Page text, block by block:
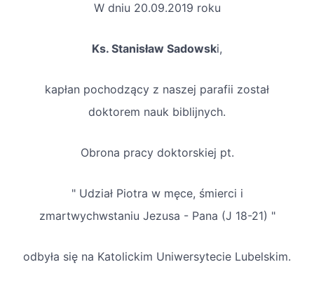
W dniu 20.09.2019 roku
Ks. Stanisław Sadowski,
kapłan pochodzący z naszej parafii został
doktorem nauk biblijnych.
Obrona pracy doktorskiej pt.
" Udział Piotra w męce, śmierci i
zmartwychwstaniu Jezusa - Pana (J 18-21) "
odbyła się na Katolickim Uniwersytecie Lubelskim.